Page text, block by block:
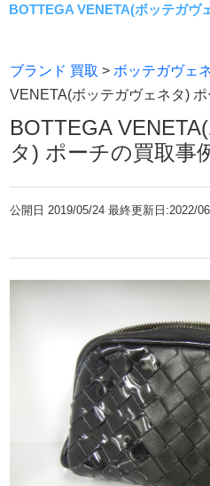
BOTTEGA VENETA(ボッテガヴ
BOTTEGA VENETA(ボッテガ
です。
であれば何でもお買取致します
ブランド 買取 > ボッテガヴェ
VENETA(ボッテガヴェネタ)
BOTTEGA
タ) ポーチの買取事
公開日2019/05/24 最終更新日:2022/